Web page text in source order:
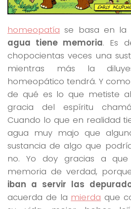
homeopatía se basa en la
agua tiene memoria. Es
chopocientas veces una
mientras más la
homeopático tendrá. Y
de qué es lo que metiste
gracia del espíritu
Cuando lo que en realidad
agua muy majo que
sustancia de algo que
no. Yo doy gracias a
memoria de verdad,
iban a servir las
acuerda de la mierda que